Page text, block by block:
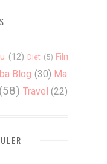
(12) Diet (5) Film
Blog (30) Masker
(58) Travel (22)